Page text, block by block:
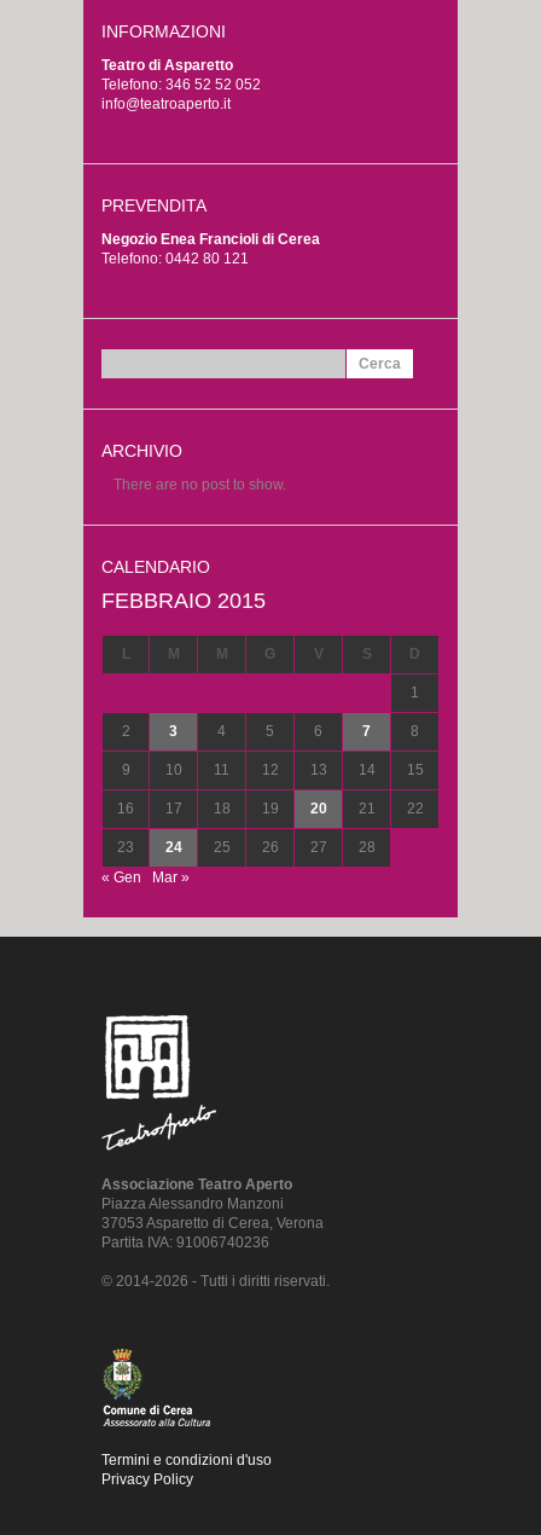
INFORMAZIONI
Teatro di Asparetto
Telefono: 346 52 52 052
info@teatroaperto.it
PREVENDITA
Negozio Enea Francioli di Cerea
Telefono: 0442 80 121
per:
ARCHIVIO
There are no post to show.
CALENDARIO
FEBBRAIO 2015
L M M G V S D
1
2 3 4 5 6 7 8
9 10 11 12 13 14 15
16 17 18 19 20 21 22
23 24 25 26 27
28
« Gen
Mar »
Associazione Teatro Aperto
Piazza Alessandro Manzoni
37053 Asparetto di Cerea, Verona
Partita IVA: 91006740236
© 2014-2026 - Tutti i diritti riservati.
Termini e condizioni d'uso
Privacy Policy